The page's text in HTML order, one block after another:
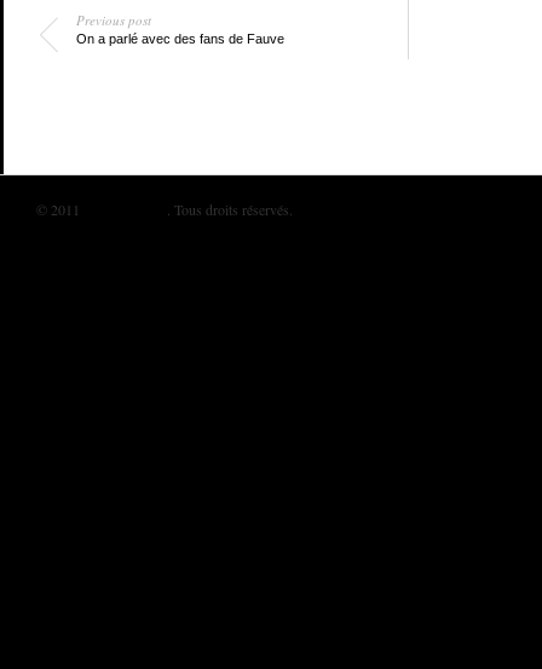
Previous post
On a parlé avec des fans de Fauve
© 2011 . Tous droits réservés.